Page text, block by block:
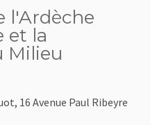
l'Ardèche
et la
Milieu
16 Avenue Paul Ribeyre